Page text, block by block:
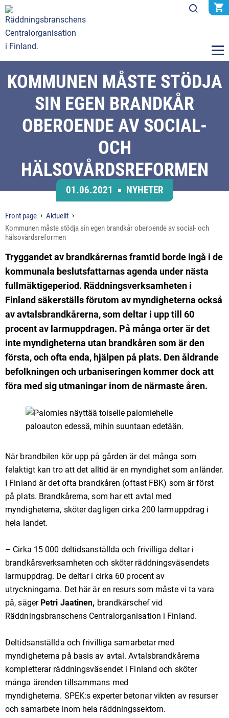
KOMMUNEN MÅSTE STÖDJA
SIN EGEN BRANDKÅR
OBEROENDE AV SOCIAL-
OCH
HÄLSOVÅRDSREFORMEN
01.06.2021 NYHETER
Front page
Aktuellt
Kommunen måste stödja sin egen brandkår oberoende av social- och
hälsovårdsreformen
Tryggandet av brandkårernas framtid borde ingå i de
kommunala beslutsfattarnas agenda under nästa
fullmäktigeperiod. Räddningsverksamheten i
Finland säkerställs förutom av myndigheterna också
av avtalsbrandkårerna, som deltar i upp till 60
procent av larmuppdragen. På många orter är det
inte myndigheterna utan brandkåren som är den
första, och ofta enda, hjälpen på plats. Den åldrande
befolkningen och urbaniseringen kommer dock att
föra med sig utmaningar inom de närmaste åren.
När brandbilen kör upp på gården är det många som
felaktigt kan tro att det alltid är en myndighet som anländer.
I Finland är det ofta brandkåren (oftast FBK) som är först
på plats. Brandkårerna, som har ett avtal med
myndigheterna, sköter dagligen cirka 200 larmuppdrag i
hela landet.
– Cirka 15 000 deltidsanställda och frivilliga deltar i
brandkårsverksamheten och sköter räddningsväsendets
larmuppdrag. De deltar i cirka 60 procent av
utryckningarna. Det här är en resurs som måste vi ta vara
på, sägerPetri Jaatinen, brandkårschef vid
Räddningsbranschens Centralorganisation i Finland.
Deltidsanställda och frivilliga samarbetar med
myndigheterna på basis av avtal. Avtalsbrandkårerna
kompletterar räddningsväsendet i Finland och sköter
många ärenden tillsammans med
myndigheterna. SPEK:s experter betonar vikten av resurser
och samarbete inom hela räddningssektorn.